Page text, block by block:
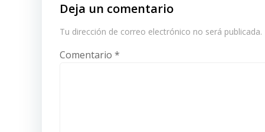
Deja un comentario
Tu dirección de correo electrónico no será publicada.
Comentario *